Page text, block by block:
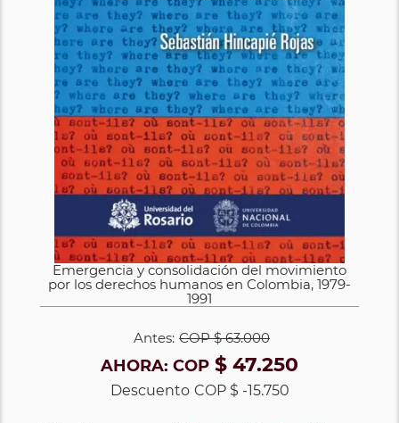
Emergencia y consolidación del movimiento
por los derechos humanos en Colombia, 1979-
1991
Antes: COP$ 63.000
AHORA: COP $ 47.250
Descuento COP $ -15.750